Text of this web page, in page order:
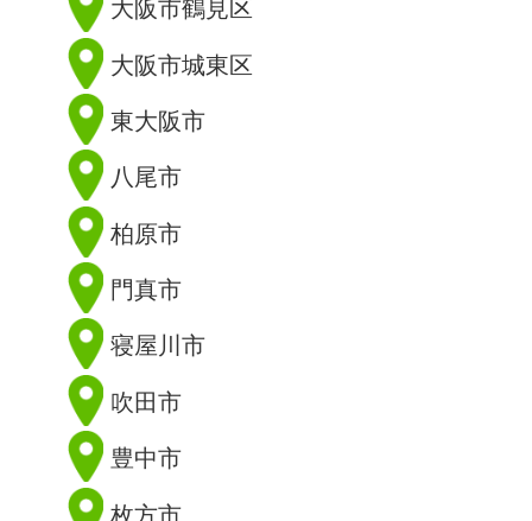
大阪市城東区
東大阪市
八尾市
柏原市
門真市
寝屋川市
吹田市
豊中市
枚方市